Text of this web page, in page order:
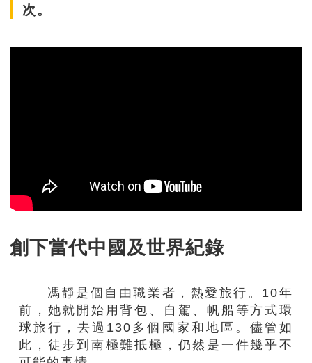
次。
創下當代中國 及世界紀錄
馮靜是個自由職業者，熱愛旅行。 10年
前，她就開始用背包、自駕、帆船等方式環
球旅行，去過130多個國家和地區。儘管如
此，徒步到南極難抵極，仍然是一件幾乎不